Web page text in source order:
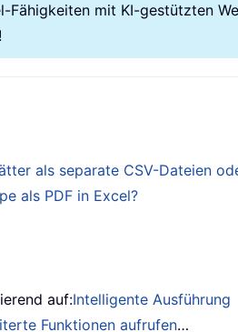
Fähigkeiten mit KI-gestützten
als separate CSV-Dateien
als PDF in Excel?
auf:Intelligente Ausführung
Funktionen aufrufen…